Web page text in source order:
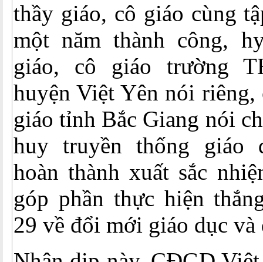
thầy giáo, cô giáo cùng
một năm thành công,
giáo, cô giáo trường
huyện Việt Yên nói riêng,
giáo tỉnh Bắc Giang nói
huy truyền thống giáo
hoàn thành xuất sắc
góp phần thực hiện
29 về đổi mới giáo dục và